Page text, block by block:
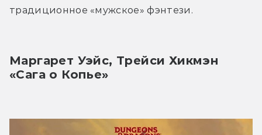
традиционное «мужское» фэнтези.
Маргарет Уэйс, Трейси Хикмэн
«Сага о Копье»